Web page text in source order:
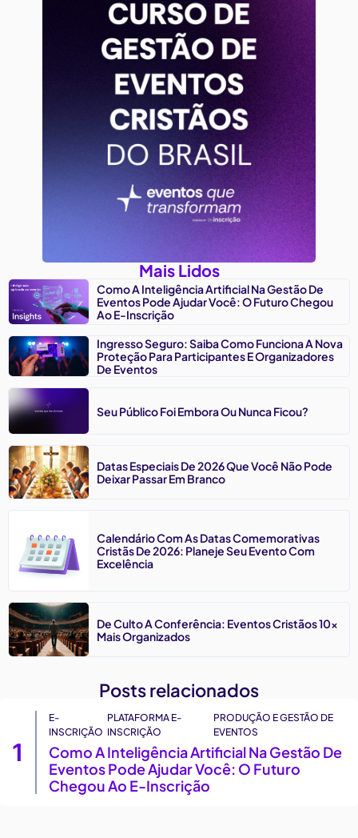
Mais Lidos
Como A Inteligência Artificial Na Gestão De
Eventos Pode Ajudar Você: O Futuro Chegou
Ao E-Inscrição
Ingresso Seguro: Saiba Como Funciona A Nova
Proteção Para Participantes E Organizadores
De Eventos
Seu Público Foi Embora Ou Nunca Ficou?
Datas Especiais De 2026 Que Você Não Pode
Deixar Passar Em Branco
Calendário Com As Datas Comemorativas
Cristãs De 2026: Planeje Seu Evento Com
Excelência
De Culto A Conferência: Eventos Cristãos 10x
Mais Organizados
Posts relacionados
1
E-
INSCRIÇÃO
PLATAFORMA E-
INSCRIÇÃO
PRODUÇÃO E GESTÃO DE
EVENTOS
Como A Inteligência Artificial Na Gestão De
Eventos Pode Ajudar Você: O Futuro
Chegou Ao E-Inscrição